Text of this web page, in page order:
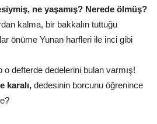
ne yaşamış? Nerede ölmüş?
kalma, bir bakkalın tuttuğu
önüme Yunan harfleri ile inci gibi
o defterde dedelerini bulan varmış!
karalı, dedesinin borcunu öğrenince